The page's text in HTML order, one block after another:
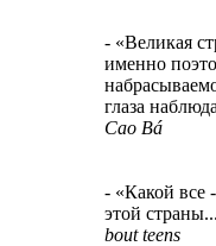
- «Великая
именно
глаза
Cao Bá
- «Какой все
этой
bout teens